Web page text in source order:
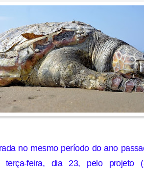
no mesmo período do ano
terça-feira, dia 23, pelo projeto